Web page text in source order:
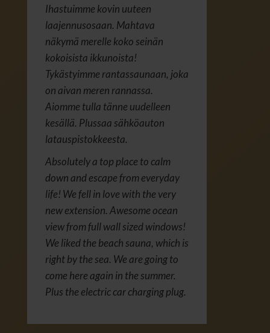
Ihastuimme kovin uuteen
laajennusosaan. Mahtava
näkymä merelle koko seinän
kokoisista ikkunoista!
Tykästyimme rantassaunaan, joka
on aivan meren rannassa.
Aiomme tulla tänne uudelleen
kesällä. Plussaa sähköauton
latauspistokkeesta.
Absolutely a top place to calm
down and escape from everyday
life! We fell in love with the very
new extension. Awesome ocean
view from full wall sized windows!
We liked the beach sauna, which is
right by the sea. We are going to
come here again in the summer.
Plus the electric car charging plug.